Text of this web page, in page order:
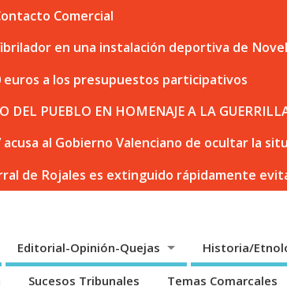
Comercial
en una instalación deportiva de
euros a los presupuestos participativos
DEL PUEBLO EN HOMENAJE A LA
acusa al Gobierno Valenciano de ocultar la
de Rojales es extinguido rápidamente
Editorial-Opinión-Quejas Historia/
Sucesos Tribunales Temas Comarcales